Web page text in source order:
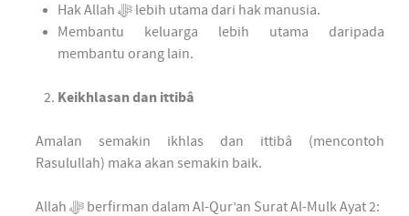
Hak Allah ﷻ lebih utama dari hak manusia.
Membantu keluarga lebih utama daripada
membantu orang lain.
Keikhlasan dan ittibâ
Amalan semakin ikhlas dan ittibâ (mencontoh
Rasulullah) maka akan semakin baik.
Allah ﷻ berfirman dalam Al-Qur’an Surat Al-Mulk Ayat 2: